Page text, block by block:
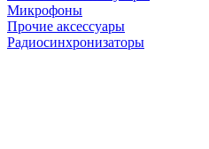
Микрофоны
Прочие аксессуары
Радиосинхронизаторы